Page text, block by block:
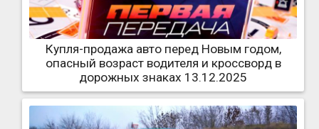
Купля-продажа авто перед Новым годом,
опасный возраст водителя и кроссворд в
дорожных знаках 13.12.2025